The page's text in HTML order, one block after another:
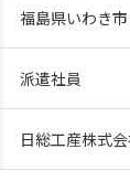
福島県いわき市
派遣社員
日総工産株式